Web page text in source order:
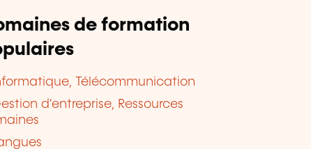
de formation
Télécommunication
d'entreprise, Ressources